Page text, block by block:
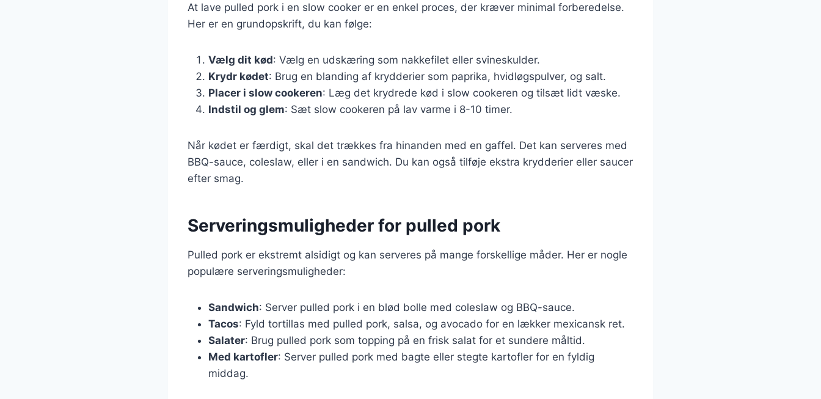
At lave pulled pork i en slow cooker er en enkel proces, der kræver minimal forberedelse.
Her er en grundopskrift, du kan følge:
Vælg dit kød: Vælg en udskæring som nakkefilet eller svineskulder.
Krydr kødet: Brug en blanding af krydderier som paprika, hvidløgspulver, og salt.
Placer i slow cookeren: Læg det krydrede kød i slow cookeren og tilsæt lidt væske.
Indstil og glem: Sæt slow cookeren på lav varme i 8-10 timer.
Når kødet er færdigt, skal det trækkes fra hinanden med en gaffel. Det kan serveres med
BBQ-sauce, coleslaw, eller i en sandwich. Du kan også tilføje ekstra krydderier eller saucer
efter smag.
Serveringsmuligheder for pulled pork
Pulled pork er ekstremt alsidigt og kan serveres på mange forskellige måder. Her er nogle
populære serveringsmuligheder:
Sandwich: Server pulled pork i en blød bolle med coleslaw og BBQ-sauce.
Tacos: Fyld tortillas med pulled pork, salsa, og avocado for en lækker mexicansk ret.
Salater: Brug pulled pork som topping på en frisk salat for et sundere måltid.
Med kartofler: Server pulled pork med bagte eller stegte kartofler for en fyldig
middag.